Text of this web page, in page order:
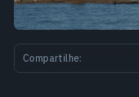
Compartilhe: